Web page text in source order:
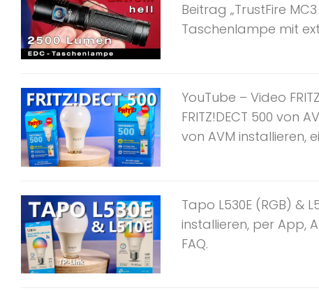
Beitrag „TrustFire
Taschenlampe mit
YouTube – Video
FRITZ!DECT 500 von
von AVM installieren,
Tapo L530E (RGB) &
installieren, per App,
FAQ.